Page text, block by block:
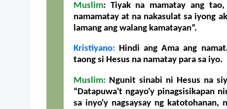
Muslim: Tiyak na mamatay ang
namamatay at na nakasulat sa iyong
lamang ang walang kamatayan”.
Kristiyano: Hindi ang Ama ang
taong si Hesus na namatay para sa iyo.
Muslim: Ngunit sinabi ni Hesus na
“Datapuwa't ngayo'y pinagsisikapan
sa inyo'y nagsaysay ng katotohanan,